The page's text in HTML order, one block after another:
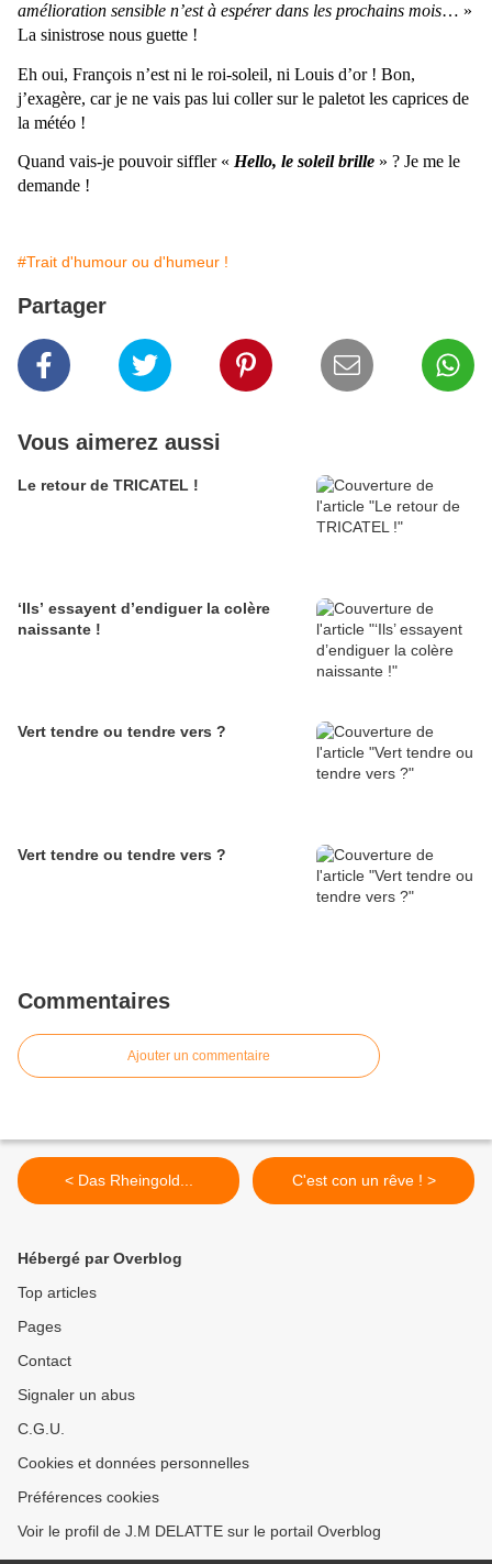
amélioration sensible n’est à espérer dans les prochains mois… »
La sinistrose nous guette !
Eh oui, François n’est ni le roi-soleil, ni Louis d’or ! Bon,
j’exagère, car je ne vais pas lui coller sur le paletot les caprices de
la météo !
Quand vais-je pouvoir siffler « Hello, le soleil brille » ? Je me le
demande !
#Trait d'humour ou d'humeur !
Partager
Vous aimerez aussi
Le retour de TRICATEL !
‘Ils’ essayent d’endiguer la colère
naissante !
Vert tendre ou tendre vers ?
Vert tendre ou tendre vers ?
Commentaires
Ajouter un commentaire
< Das Rheingold... C'est con un rêve ! >
Hébergé par Overblog
Top articles
Pages
Contact
Signaler un abus
C.G.U.
Cookies et données personnelles
Préférences cookies
Voir le profil de J.M DELATTE sur le portail Overblog